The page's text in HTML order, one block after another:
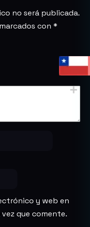
no será publicada.
con *
y web en
que comente.